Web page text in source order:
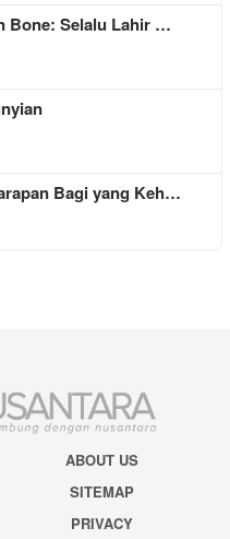
Bone: Selalu Lahir …
Bagi yang Keh…
ABOUT US
SITEMAP
PRIVACY